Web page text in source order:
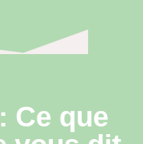
Ce que